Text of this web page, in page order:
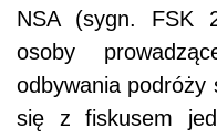
NSA (sygn. FSK
osoby
odbywania podróży
się z fiskusem